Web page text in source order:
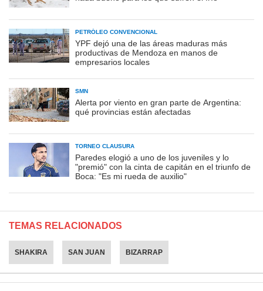
PETRÓLEO CONVENCIONAL
YPF dejó una de las áreas maduras más
productivas de Mendoza en manos de
empresarios locales
SMN
Alerta por viento en gran parte de Argentina:
qué provincias están afectadas
TORNEO CLAUSURA
Paredes elogió a uno de los juveniles y lo
"premió" con la cinta de capitán en el triunfo de
Boca: "Es mi rueda de auxilio"
TEMAS RELACIONADOS
SHAKIRA SAN JUAN BIZARRAP